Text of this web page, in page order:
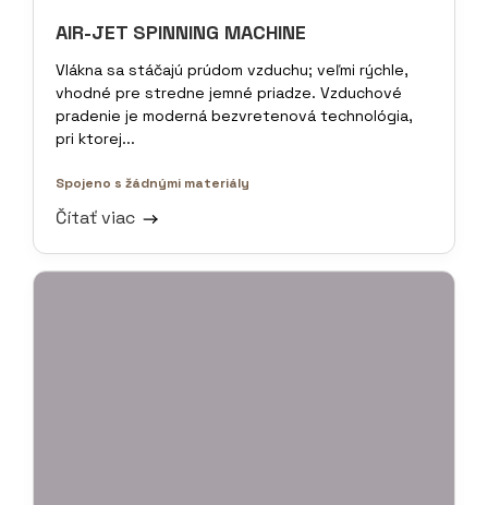
AIR-JET SPINNING MACHINE
Vlákna sa stáčajú prúdom vzduchu; veľmi rýchle,
vhodné pre stredne jemné priadze. Vzduchové
pradenie je moderná bezvretenová technológia,
pri ktorej...
Spojeno s žádnými materiály
Čítať viac